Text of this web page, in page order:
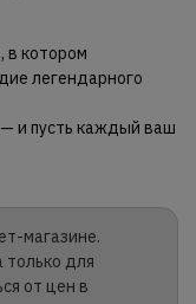
в котором
легендарного
— и пусть каждый ваш
магазине.
только для
от цен в